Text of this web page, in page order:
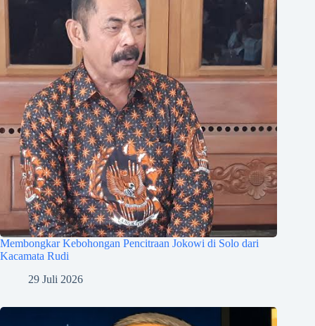
Membongkar Kebohongan Pencitraan Jokowi di Solo dari
Kacamata Rudi
29 Juli 2026